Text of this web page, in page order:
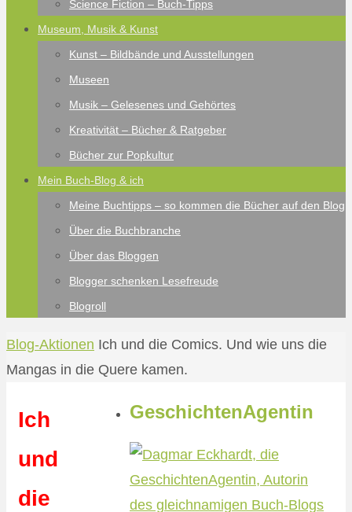
Science Fiction – Buch-Tipps
Museum, Musik & Kunst
Kunst – Bildbände und Ausstellungen
Museen
Musik – Gelesenes und Gehörtes
Kreativität – Bücher & Ratgeber
Bücher zur Popkultur
Mein Buch-Blog & ich
Meine Buchtipps – so kommen die Bücher auf den Blog
Über die Buchbranche
Über das Bloggen
Blogger schenken Lesefreude
Blogroll
Start
Blog-Aktionen Ich und die Comics. Und wie uns die
Mangas in die Quere kamen.
Ich
und
die
GeschichtenAgentin